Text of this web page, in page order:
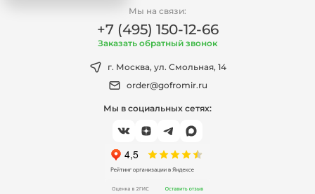
Мы на связи:
+7 (495) 150-12-66
Заказать обратный звонок
г. Москва, ул. Смольная, 14
order@gofromir.ru
Мы в социальных сетях: